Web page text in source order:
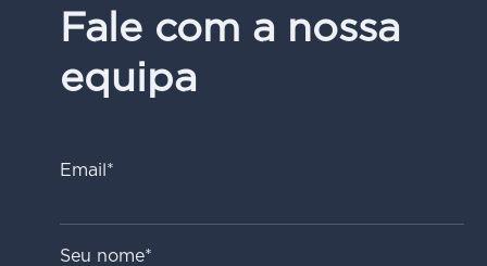
Fale com a nossa
equipa
Email*
Seu nome*